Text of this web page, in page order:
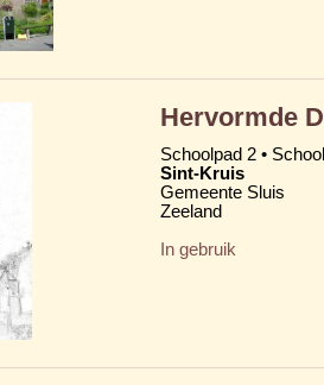
Hervormde
Schoolpad 2 •
Sint-Kruis
Gemeente Sluis
Zeeland
In gebruik